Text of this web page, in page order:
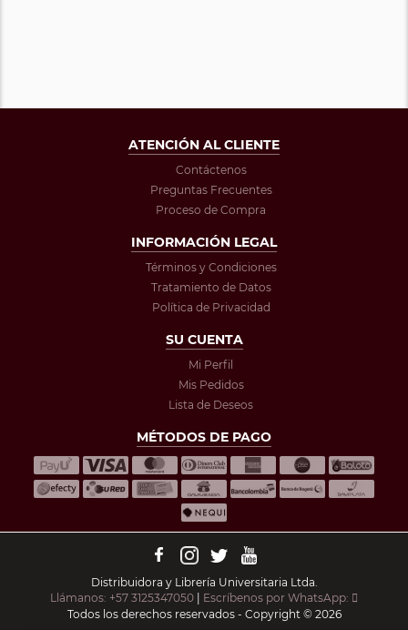
ATENCIÓN AL CLIENTE
Contáctenos
Preguntas Frecuentes
Proceso de Compra
INFORMACIÓN LEGAL
Términos y Condiciones
Tratamiento de Datos
Política de Privacidad
SU CUENTA
Mi Perfil
Mis Pedidos
Lista de Deseos
MÉTODOS DE PAGO
Distribuidora y Librería Universitaria Ltda.
Llámanos: +57 3125347050 | Escríbenos por WhatsApp:
Todos los derechos reservados - Copyright © 2026